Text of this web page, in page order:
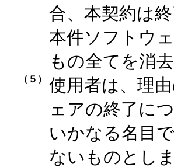
合、本契約は
本件ソフトウ
もの全てを消
（５） 使用者は、理
ェアの終了に
いかなる名目
ないものとしま